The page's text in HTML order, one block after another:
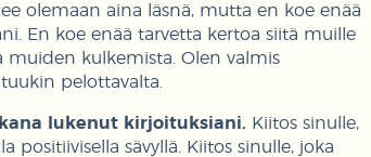
olemaan aina läsnä, mutta en koe enää
En koe enää tarvetta kertoa siitä muille
muiden kulkemista. Olen valmis
pelottavalta.
lukenut kirjoituksiani. Kiitos sinulle,
sävyllä. Kiitos sinulle, joka